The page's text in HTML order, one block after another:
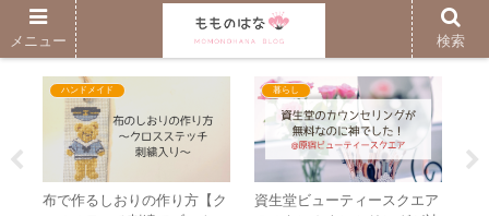
子育ても自分時間も楽しむブログ
ハンドメイド
布で作るしおりの作り方【ク
暮らし
資生堂ビューティースクエア
メニュー 検索